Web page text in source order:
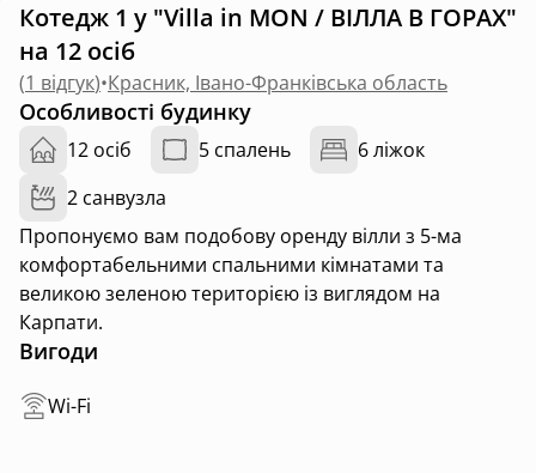
Котедж 1 у "Villa in MON / ВІЛЛА В ГОРАХ"
на 12 осіб
(1 відгук)•Красник, Івано-Франківська область
Особливості будинку
12 осіб 5 спалень
6 ліжок
2 санвузла
Пропонуємо вам подобову оренду вілли з 5-ма
комфортабельними спальними кімнатами та
великою зеленою територією із виглядом на
Карпати.
Вигоди
Wi-Fi